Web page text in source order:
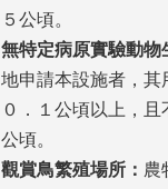
５公頃。
無特定病原實驗動物
地申請本設施者，其
０．１公頃以上，且
公頃。
觀賞鳥繁殖場所： 農